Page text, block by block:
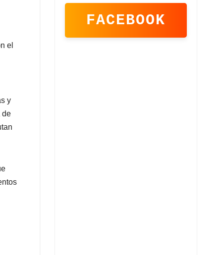
el
y
de
FACEBOOK